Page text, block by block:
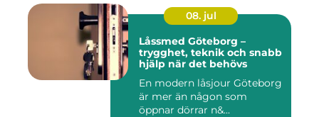
08. jul
Låssmed Göteborg –
trygghet, teknik och snabb
hjälp när det behövs
En modern låsjour Göteborg
är mer än någon som
öppnar dörrar n&...